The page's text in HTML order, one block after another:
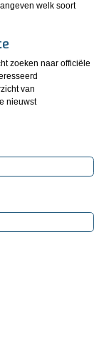
welk soort
zoeken naar officiële
van
nieuwst